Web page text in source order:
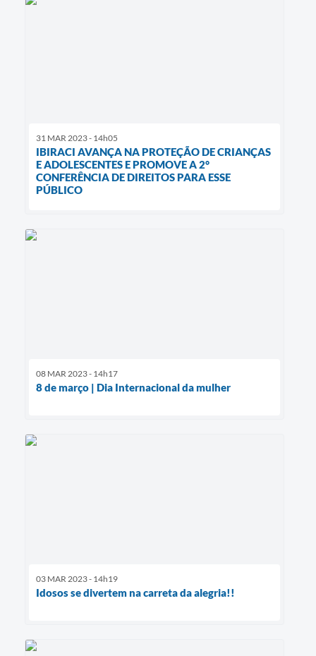
31 MAR 2023 - 14h05
IBIRACI AVANÇA NA PROTEÇÃO DE CRIANÇAS
E ADOLESCENTES E PROMOVE A 2°
CONFERÊNCIA DE DIREITOS PARA ESSE
PÚBLICO
08 MAR 2023 - 14h17
8 de março | Dia Internacional da mulher
03 MAR 2023 - 14h19
Idosos se divertem na carreta da alegria!!